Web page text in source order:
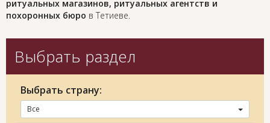
ритуальных магазинов, ритуальных агентств и
похоронных бюро в Тетиеве.
Выбрать раздел
Выбрать страну:
Все